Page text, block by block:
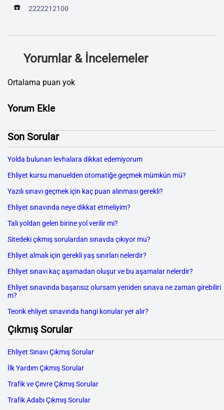
☎️ 2222212100
Yorumlar & İncelemeler
Ortalama puan yok
Yorum Ekle
Son Sorular
Yolda bulunan levhalara dikkat edemiyorum
Ehliyet kursu manuelden otomatiğe geçmek mümkün mü?
Yazılı sınavı geçmek için kaç puan alınması gerekli?
Ehliyet sınavında neye dikkat etmeliyim?
Tali yoldan gelen birine yol verilir mi?
Sitedeki çıkmış sorulardan sınavda çıkıyor mu?
Ehliyet almak için gerekli yaş sınırları nelerdir?
Ehliyet sınavı kaç aşamadan oluşur ve bu aşamalar nelerdir?
Ehliyet sınavında başarısız olursam yeniden sınava ne zaman girebiliri
m?
Teorik ehliyet sınavında hangi konular yer alır?
Çıkmış Sorular
Ehliyet Sınavı Çıkmış Sorular
İlk Yardım Çıkmış Sorular
Trafik ve Çevre Çıkmış Sorular
Trafik Adabı Çıkmış Sorular